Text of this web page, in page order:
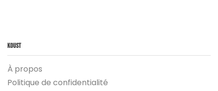
Koust
À propos
Politique de confidentialité